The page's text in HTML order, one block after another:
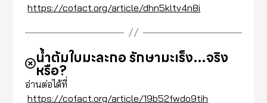
https://cofact.org/article/dhn5kltv4n8i
น้ำต้มใบมะละกอ รักษามะเร็ง…จริง
หรือ?
อ่านต่อได้ที่
https://cofact.org/article/19b52fwdo9tih